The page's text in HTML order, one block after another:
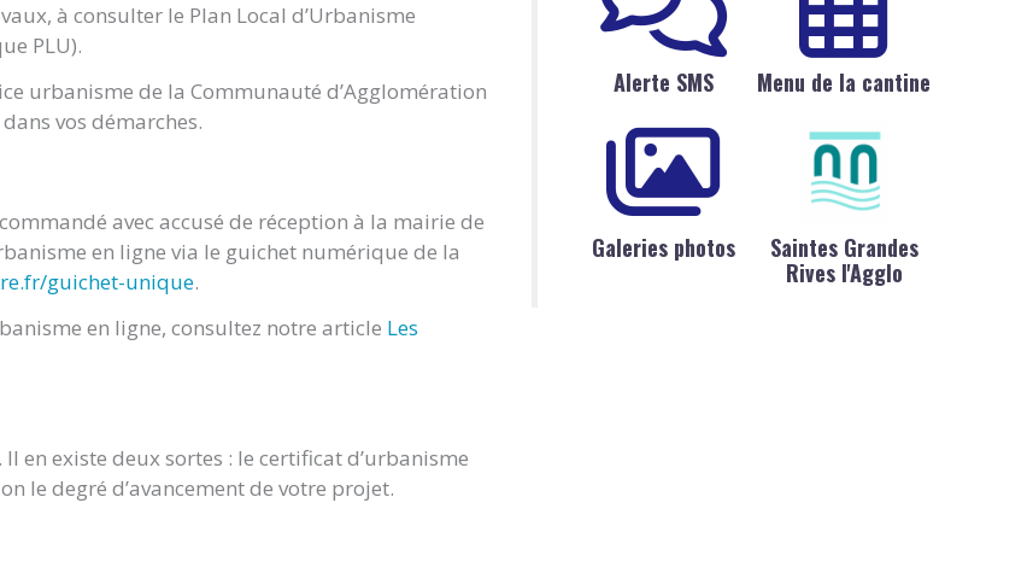
à consulter le Plan Local d’Urbanisme
PLU).
urbanisme de la Communauté d’Agglomération
vos démarches.
avec accusé de réception à la mairie de
en ligne via le guichet numérique de la
guichet-unique.
en ligne, consultez notre article Les
en existe deux sortes : le certificat d’urbanisme
le degré d’avancement de votre projet.
Alerte SMS Menu de la cantine
Galeries photos
Saintes Grandes
Rives l'Agglo